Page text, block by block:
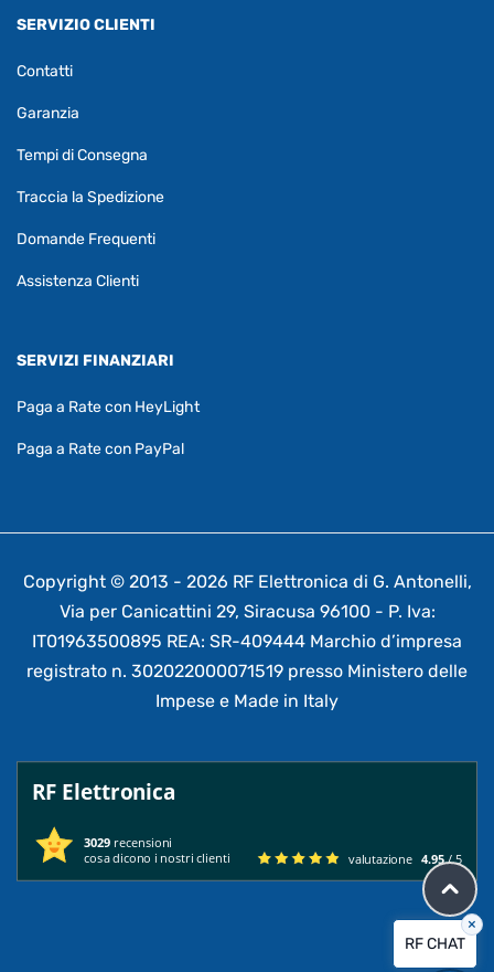
SERVIZIO CLIENTI
Contatti
Garanzia
Tempi di Consegna
Traccia la Spedizione
Domande Frequenti
Assistenza Clienti
SERVIZI FINANZIARI
Paga a Rate con HeyLight
Paga a Rate con PayPal
Copyright © 2013 - 2026 RF Elettronica di G. Antonelli,
Via per Canicattini 29, Siracusa 96100 - P. Iva:
IT01963500895 REA: SR-409444 Marchio d’impresa
registrato n. 302022000071519 presso Ministero delle
Impese e Made in Italy
RF Elettronica
3029 recensioni
cosa dicono i nostri clienti
valutazione 4.95/ 5
RF CHAT
×